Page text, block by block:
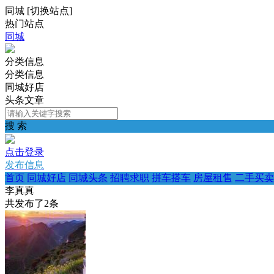
同城 [切换站点]
热门站点
同城
分类信息
分类信息
同城好店
头条文章
搜 索
点击登录
发布信息
首页 同城好店 同城头条 招聘求职 拼车搭车 房屋租售 二手买卖
李真真
共发布了2条